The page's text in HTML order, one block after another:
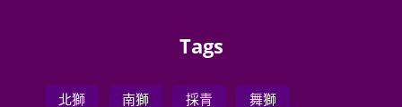
Tags
北獅 南獅 採青 舞獅